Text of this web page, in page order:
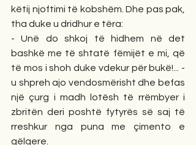
këtij njoftimi të kobshëm. Dhe pas pak,
tha duke u dridhur e tëra:
- Unë do shkoj të hidhem në det
bashkë me të shtatë fëmijët e mi, që
të mos i shoh duke vdekur për bukë!... -
u shpreh ajo vendosmërisht dhe befas
një çurg i madh lotësh të rrëmbyer i
zbritën deri poshtë fytyrës së saj të
rreshkur nga puna me çimento e
gëlqere.